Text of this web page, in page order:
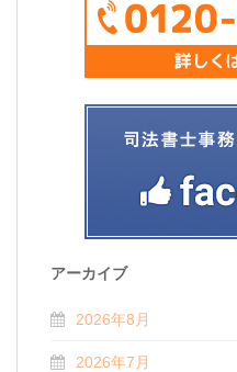
アーカイブ
2026年8月
2026年7月